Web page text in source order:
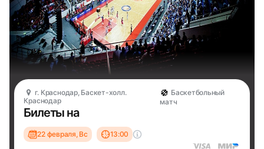
г. Краснодар, Баскет-холл.
Краснодар
Баскетбольный
матч
Билеты на
22 февраля, Вс 13:00